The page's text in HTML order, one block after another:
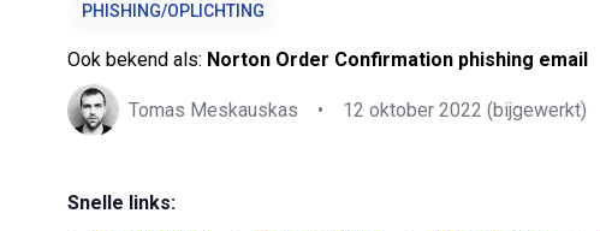
PHISHING/OPLICHTING
Ook bekend als: Norton Order Confirmation phishing email
Tomas Meskauskas • 12 oktober 2022 (bijgewerkt)
Snelle links: